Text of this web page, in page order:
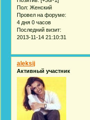
Пол: Женский
Провел на форуме:
4 дня 0 часов
Последний визит:
2013-11-14 21:10:31
aleksij
Активный участник